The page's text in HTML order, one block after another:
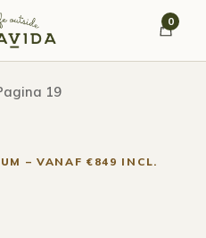
0
19
– VANAF €849 INCL.